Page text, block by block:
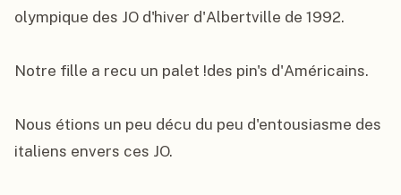
olympique des JO d'hiver d'Albertville de 1992.
Notre fille a recu un palet !des pin's d'Américains.
Nous étions un peu décu du peu d'entousiasme des
italiens envers ces JO.